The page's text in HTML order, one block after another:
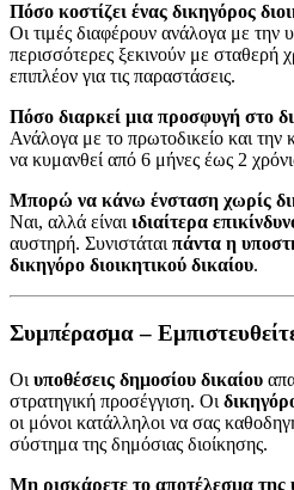
Πόσο κοστίζει ένας δικηγόρος
Οι τιμές διαφέρουν ανάλογα με την
περισσότερες ξεκινούν με σταθερή
επιπλέον για τις παραστάσεις.
Πόσο διαρκεί μια προσφυγή στο
Ανάλογα με το πρωτοδικείο και την
να κυμανθεί από 6 μήνες έως 2
Μπορώ να κάνω ένσταση χωρίς
Ναι, αλλά είναιιδιαίτερα
αυστηρή. Συνιστάταιπάντα η
δικηγόρο διοικητικού δικαίου.
Συμπέρασμα –
Οι υποθέσεις δημοσίου δικαίου
στρατηγική προσέγγιση. Οι
οι μόνοι κατάλληλοι να σας
σύστημα της δημόσιας διοίκησης.
Μη ρισκάρετε το αποτέλεσμα της